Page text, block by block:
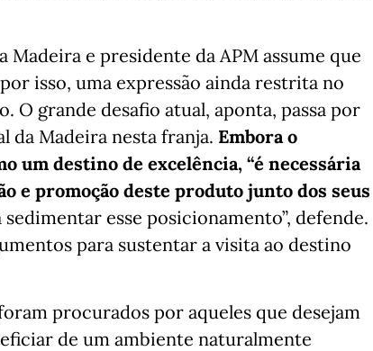
e presidente da APM assume que
isso, uma expressão ainda restrita no
O grande desafio atual, aponta, passa por
da Madeira nesta franja. Embora o
um destino de excelência, “é necessária
e promoção deste produto junto dos seus
sedimentar esse posicionamento”, defende.
para sustentar a visita ao destino
procurados por aqueles que desejam
de um ambiente naturalmente